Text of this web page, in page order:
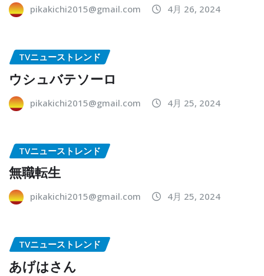
pikakichi2015@gmail.com 4月 26, 2024
TVニューストレンド
ウシュバテソーロ
pikakichi2015@gmail.com 4月 25, 2024
TVニューストレンド
無職転生
pikakichi2015@gmail.com 4月 25, 2024
TVニューストレンド
あげはさん